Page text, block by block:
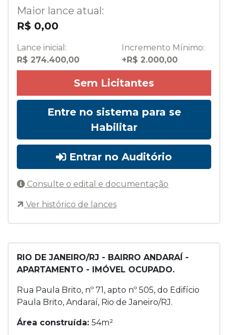
RIO DE JANEIRO/RJ - BAIRRO ANDARAÍ -
APARTAMENTO - IMÓVEL OCUPADO.
Rua Paula Brito, nº 71, apto nº 505, do Edifício
Paula Brito, Andaraí, Rio de Janeiro/RJ.
Área construída: 54m²
Maior lance atual:
R$ 0,00
Lance inicial:
R$ 274.400,00
Incremento Mínimo:
+R$ 2.000,00
Sem Licitantes
Entre no sistema para se
Habilitar
Entrar no Auditório
Consulte o edital e documentação
Ver histórico de lances